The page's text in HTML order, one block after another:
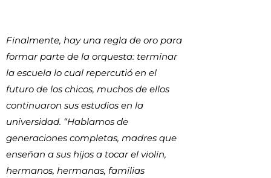
Finalmente, hay una regla de oro para
formar parte de la orquesta: terminar
la escuela lo cual repercutió en el
futuro de los chicos, muchos de ellos
continuaron sus estudios en la
universidad. “Hablamos de
generaciones completas, madres que
enseñan a sus hijos a tocar el violin,
hermanos, hermanas, familias